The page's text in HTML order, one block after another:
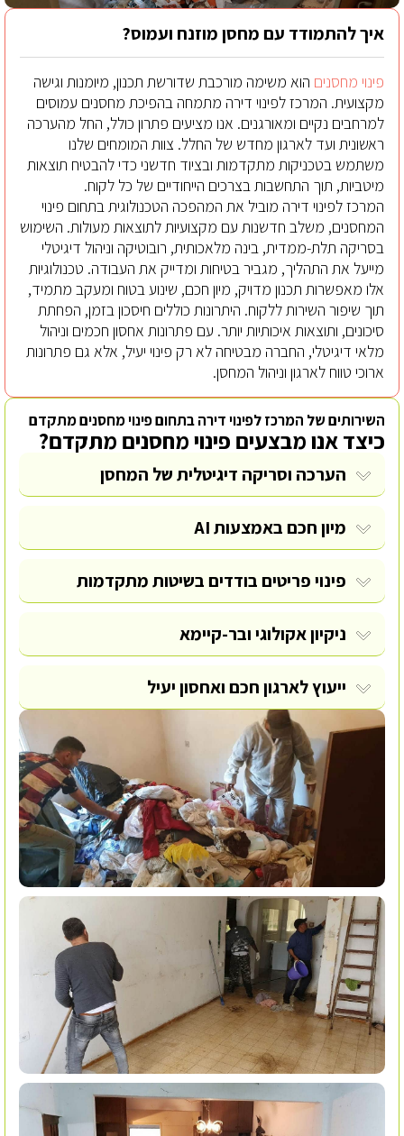
איך להתמודד עם מחסן מוזנח ועמוס?
פינוי מחסנים הוא משימה מורכבת שדורשת תכנון, מיומנות וגישה
מקצועית. המרכז לפינוי דירה מתמחה בהפיכת מחסנים עמוסים
למרחבים נקיים ומאורגנים. אנו מציעים פתרון כולל, החל מהערכה
ראשונית ועד לארגון מחדש של החלל. צוות המומחים שלנו
משתמש בטכניקות מתקדמות ובציוד חדשני כדי להבטיח תוצאות
מיטביות, תוך התחשבות בצרכים הייחודיים של כל לקוח.
המרכז לפינוי דירה מוביל את המהפכה הטכנולוגית בתחום פינוי
המחסנים, משלב חדשנות עם מקצועיות לתוצאות מעולות. השימוש
בסריקה תלת-ממדית, בינה מלאכותית, רובוטיקה וניהול דיגיטלי
מייעל את התהליך, מגביר בטיחות ומדייק את העבודה. טכנולוגיות
אלו מאפשרות תכנון מדויק, מיון חכם, שינוע בטוח ומעקב מתמיד,
תוך שיפור השירות ללקוח. היתרונות כוללים חיסכון בזמן, הפחתת
סיכונים, ותוצאות איכותיות יותר. עם פתרונות אחסון חכמים וניהול
מלאי דיגיטלי, החברה מבטיחה לא רק פינוי יעיל, אלא גם פתרונות
ארוכי טווח לארגון וניהול המחסן.
השירותים של המרכז לפינוי דירה בתחום פינוי מחסנים מתקדם
כיצד אנו מבצעים פינוי מחסנים מתקדם?
הערכה וסריקה דיגיטלית של המחסן
מיון חכם באמצעות AI
פינוי פריטים בודדיםבשיטות מתקדמות
ניקיון אקולוגי ובר-קיימא
ייעוץ לארגון חכם ואחסון יעיל